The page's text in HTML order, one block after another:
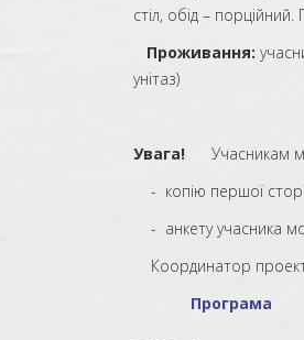
стіл, обід –
Проживання:
унітаз)
Увага! Учасникам
- копію першої
- анкету учасника
Координатор
Програма